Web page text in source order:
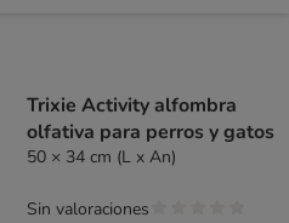
Trixie Activity alfombra
olfativa para perros y gatos
50 × 34 cm (L x An)
Sin valoraciones